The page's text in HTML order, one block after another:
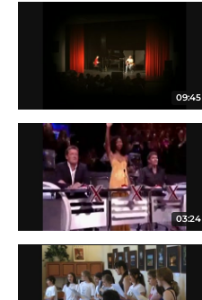
09:45
03:24